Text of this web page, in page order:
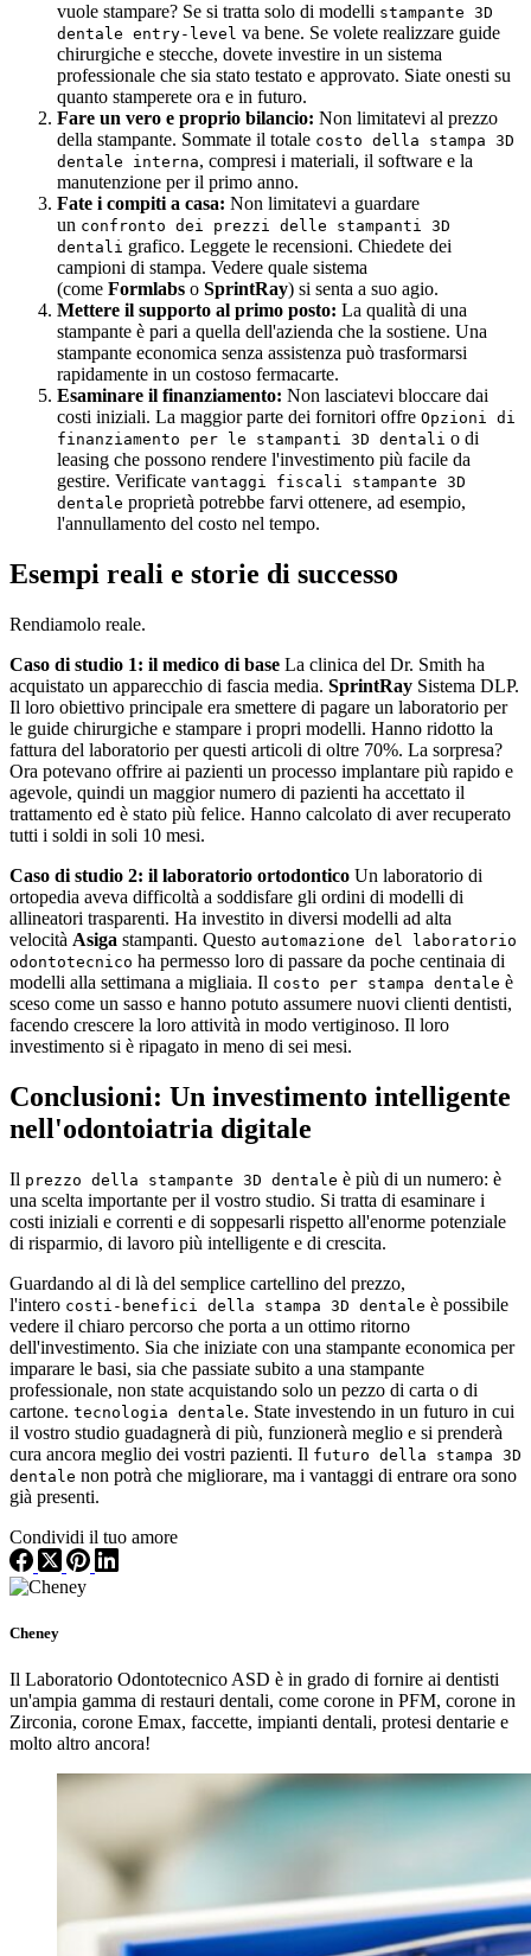
vuole stampare? Se si tratta solo di modelli stampante 3D
dentale entry-level va bene. Se volete realizzare guide
chirurgiche e stecche, dovete investire in un sistema
professionale che sia stato testato e approvato. Siate onesti su
quanto stamperete ora e in futuro.
Fare un vero e proprio bilancio: Non limitatevi al prezzo
della stampante. Sommate il totale costo della stampa 3D
dentale interna, compresi i materiali, il software e la
manutenzione per il primo anno.
Fate i compiti a casa: Non limitatevi a guardare
un confronto dei prezzi delle stampanti 3D
dentali grafico. Leggete le recensioni. Chiedete dei
campioni di stampa. Vedere quale sistema
(come Formlabs o SprintRay) si senta a suo agio.
Mettere il supporto al primo posto: La qualità di una
stampante è pari a quella dell'azienda che la sostiene. Una
stampante economica senza assistenza può trasformarsi
rapidamente in un costoso fermacarte.
Esaminare il finanziamento: Non lasciatevi bloccare dai
costi iniziali. La maggior parte dei fornitori offre Opzioni di
finanziamento per le stampanti 3D dentali o di
leasing che possono rendere l'investimento più facile da
gestire. Verificate vantaggi fiscali stampante 3D
dentale proprietà potrebbe farvi ottenere, ad esempio,
l'annullamento del costo nel tempo.
Esempi reali e storie di successo
Rendiamolo reale.
Caso di studio 1: il medico di base La clinica del Dr. Smith ha
acquistato un apparecchio di fascia media. SprintRay Sistema DLP.
Il loro obiettivo principale era smettere di pagare un laboratorio per
le guide chirurgiche e stampare i propri modelli. Hanno ridotto la
fattura del laboratorio per questi articoli di oltre 70%. La sorpresa?
Ora potevano offrire ai pazienti un processo implantare più rapido e
agevole, quindi un maggior numero di pazienti ha accettato il
trattamento ed è stato più felice. Hanno calcolato di aver recuperato
tutti i soldi in soli 10 mesi.
Caso di studio 2: il laboratorio ortodontico Un laboratorio di
ortopedia aveva difficoltà a soddisfare gli ordini di modelli di
allineatori trasparenti. Ha investito in diversi modelli ad alta
velocità Asiga stampanti. Questo automazione del laboratorio
odontotecnico ha permesso loro di passare da poche centinaia di
modelli alla settimana a migliaia. Il costo per stampa dentale è
sceso come un sasso e hanno potuto assumere nuovi clienti dentisti,
facendo crescere la loro attività in modo vertiginoso. Il loro
investimento si è ripagato in meno di sei mesi.
Conclusioni: Un investimento intelligente
nell'odontoiatria digitale
Il prezzo della stampante 3D dentale è più di un numero: è
una scelta importante per il vostro studio. Si tratta di esaminare i
costi iniziali e correnti e di soppesarli rispetto all'enorme potenziale
di risparmio, di lavoro più intelligente e di crescita.
Guardando al di là del semplice cartellino del prezzo,
l'intero costi-benefici della stampa 3D dentale è possibile
vedere il chiaro percorso che porta a un ottimo ritorno
dell'investimento. Sia che iniziate con una stampante economica per
imparare le basi, sia che passiate subito a una stampante
professionale, non state acquistando solo un pezzo di carta o di
cartone. tecnologia dentale. State investendo in un futuro in cui
il vostro studio guadagnerà di più, funzionerà meglio e si prenderà
cura ancora meglio dei vostri pazienti. Il futuro della stampa 3D
dentale non potrà che migliorare, ma i vantaggi di entrare ora sono
già presenti.
Condividi il tuo amore
Cheney
Il Laboratorio Odontotecnico ASD è in grado di fornire ai dentisti
un'ampia gamma di restauri dentali, come corone in PFM, corone in
Zirconia, corone Emax, faccette, impianti dentali, protesi dentarie e
molto altro ancora!